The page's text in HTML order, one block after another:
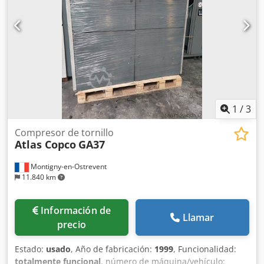
1 /3
Montigny-en-Ostrevent
11.840 km
Compresor de tornillo
Atlas Copco GA37
Información de
precio
Llamar
Estado: usado, Año de fabricación: 1999, Funcionalidad:
totalmente funcional, número de máquina/vehículo: